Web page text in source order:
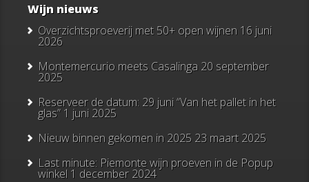
Wijn nieuws
Overzichtsproeverij met 50+ open wijnen 16 juni
2026
Montemercurio meets Casalinga 20 september
2025
Reserveer de datum: 29 juni “Van het pallet in het
glas” 1 juni 2025
Nieuw binnen gekomen in 2025 23 maart 2025
Last minute: Piemonte wijn proeven in de Popup
winkel 1 december 2024